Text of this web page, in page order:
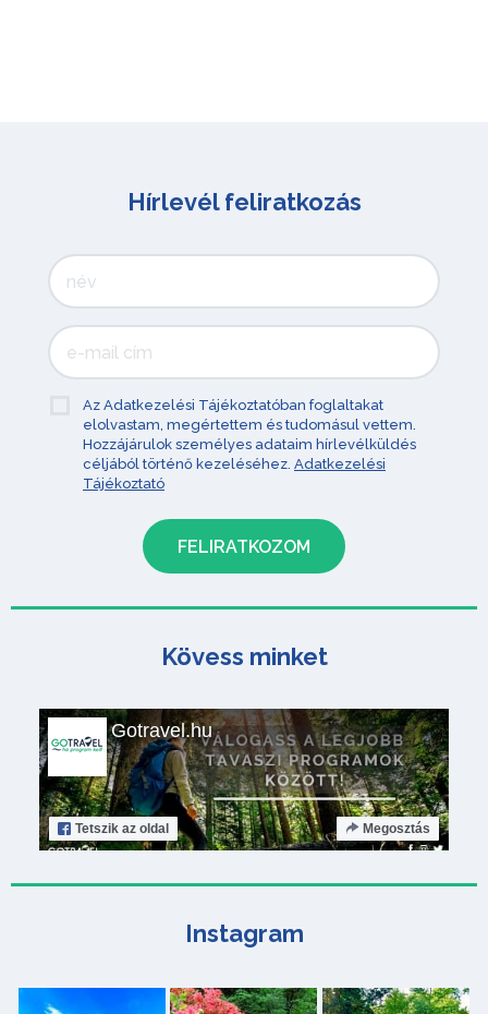
Hírlevél feliratkozás
Az Adatkezelési Tájékoztatóban foglaltakat
elolvastam, megértettem és tudomásul vettem.
Hozzájárulok személyes adataim hírlevélküldés
céljából történő kezeléséhez. Adatkezelési
Tájékoztató
Kövess minket
Gotravel.hu
Tetszik az oldal Megosztás
Instagram